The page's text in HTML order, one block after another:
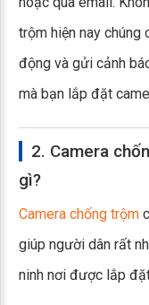
trộm hiện nay chúng
động và gửi cảnh
mà bạn lắp đặt
2. Camera
gì?
Camera chống trộm
giúp người dân rất
ninh nơi được lắp